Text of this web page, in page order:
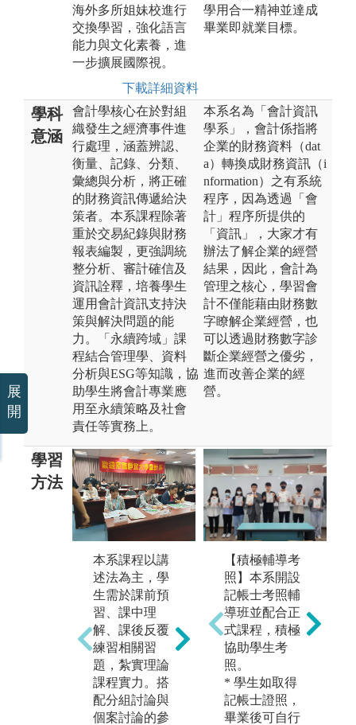
海外多所姐妹校進行
交換學習，強化語言
能力與文化素養，進
一步擴展國際視。
下載詳細資料
學用合一精神並達成
畢業即就業目標。
學科
意涵
會計學核心在於對組
織發生之經濟事件進
行處理，涵蓋辨認、
衡量、記錄、分類、
彙總與分析，將正確
的財務資訊傳遞給決
策者。本系課程除著
重於交易紀錄與財務
報表編製，更強調統
整分析、審計確信及
資訊詮釋，培養學生
運用會計資訊支持決
策與解決問題的能
力。「永續跨域」課
程結合管理學、資料
分析與ESG等知識，協
助學生將會計專業應
用至永續策略及社會
責任等實務上。
本系名為「會計資訊
學系」，會計係指將
企業的財務資料（dat
a）轉換成財務資訊（i
nformation）之有系統
程序，因為透過「會
計」程序所提供的
「資訊」，大家才有
辦法了解企業的經營
結果，因此，會計為
管理之核心，學習會
計不僅能藉由財務數
字瞭解企業經營，也
可以透過財務數字診
斷企業經營之優劣，
進而改善企業的經
營。
學習
方法
本系課程以講
述法為主，學
生需於課前預
習、課中理
解、課後反覆
練習相關習
題，紮實理論
課程實力。搭
配分組討論與
個案討論的參
軟體操作: 商業
套裝軟體、企
業資源規劃、
電腦審計等課
程，搭配相關
軟體，培養學
生實作及考照
能力。
【積極輔導考
照】本系開設
記帳士考照輔
導班並配合正
式課程，積極
協助學生考
照。
* 學生如取得
記帳士證照，
畢業後可自行
展
開